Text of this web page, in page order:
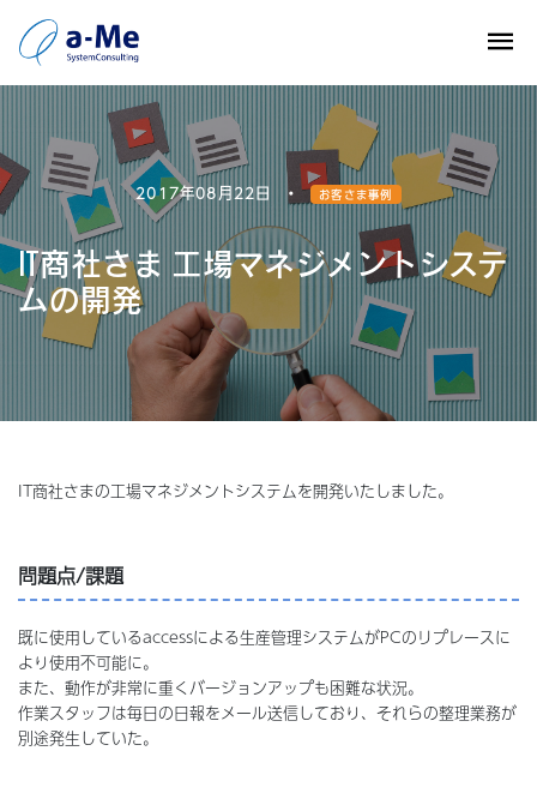
2017年08月22日 • お客さま事例
IT商社さま 工場マネジメントシステ
ムの開発
IT商社さまの工場マネジメントシステムを開発いたしました。
問題点/課題
既に使用しているaccessによる生産管理システムがPCのリプレースに
より使用不可能に。
また、動作が非常に重くバージョンアップも困難な状況。
作業スタッフは毎日の日報をメール送信しており、それらの整理業務が
別途発生していた。